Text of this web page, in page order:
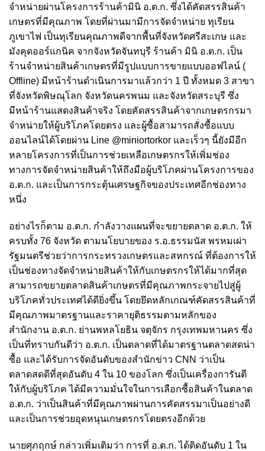
จำหน่ายผ่านโครงการร้านค้ามินิ อ.ต.ก. ซึ่งได้คัดสรรสินค้า
เกษตรที่มีคุณภาพ โดยที่ผ่านมามีการจัดจำหน่าย ทุเรียน
ภูเขาไฟ เป็นทุเรียนคุณภาพดีจากพื้นที่จังหวัดศรีสะเกษ และ
มังคุดออร์แกนิค จากจังหวัดจันทบุรี ร้านค้า มินิ อ.ต.ก. เป็น
ร้านจำหน่ายสินค้าเกษตรที่มีรูปแบบการขายแบบออฟไลน์ (
Offline) มีหน้าร้านดำเนินการมาแล้วกว่า 1 ปี ทั้งหมด 3 สาขา
ที่จังหวัดพิษณุโลก จังหวัดนครพนม และจังหวัดสระบุรี ซึ่ง
มีหน้าร้านแสดงสินค้าจริง โดยคัดสรรสินค้าจากเกษตรกรมา
จำหน่ายให้ผู้บริโภคโดยตรง และผู้ซื้อสามารถสั่งซื้อแบบ
ออนไลน์ได้โดยผ่าน Line @miniortorkor และเร็วๆ นี้ยังมีอีก
หลายโครงการที่เป็นการช่วยเหลือเกษตรกรให้เพิ่มช่อง
ทางการจัดจำหน่ายสินค้าให้ถึงมือผู้บริโภคผ่านโครงการของ
อ.ต.ก. และเป็นการกระตุ้นเศรษฐกิจของประเทศอีกช่องทาง
หนึ่ง
อย่างไรก็ตาม อ.ต.ก. กำลังวางแผนที่จะขยายตลาด อ.ต.ก. ให้
ครบทั้ง 76 จังหวัด ตามนโยบายของ ร.อ.ธรรมนัส พรหมเผ่า
รัฐมนตรีช่วยว่าการกระทรวงเกษตรและสหกรณ์ ที่ต้องการให้
เป็นช่องทางจัดจำหน่ายสินค้าให้กับเกษตรกรให้ได้มากที่สุด
สามารถขยายตลาดสินค้าเกษตรที่มีคุณภาพกระจายไปสู่ผู้
บริโภคทั่วประเทศได้ดียิ่งขึ้น โดยยึดหลักเกณฑ์คัดสรรสินค้าที่
มีคุณภาพมาตรฐานและราคายุติธรรมตามหลักของ
สำนักงาน อ.ต.ก. ย่านพหลโยธิน จตุจักร กรุงเทพมหานคร ซึ่ง
เป็นที่ทราบกันดีว่า อ.ต.ก. เป็นตลาดที่ได้มาตรฐานตลาดสดน่า
ซื้อ และได้รับการจัดอันดับของสำนักข่าว CNN ว่าเป็น
ตลาดสดดีที่สุดอันดับ 4 ใน 10 ของโลก ซึ่งเป็นเครื่องการันตี
ให้กับผู้บริโภค ได้มีความมั่นใจในการเลือกซื้อสินค้าในตลาด
อ.ต.ก. ว่าเป็นสินค้าที่มีคุณภาพผ่านการคัดสรรมาเป็นอย่างดี
และเป็นการช่วยอุดหนุนเกษตรกรโดยตรงอีกด้วย
นายศุภฤกษ์ กล่าวเพิ่มเติมว่า การที่ อ.ต.ก. ได้ติดอันดับ 1 ใน